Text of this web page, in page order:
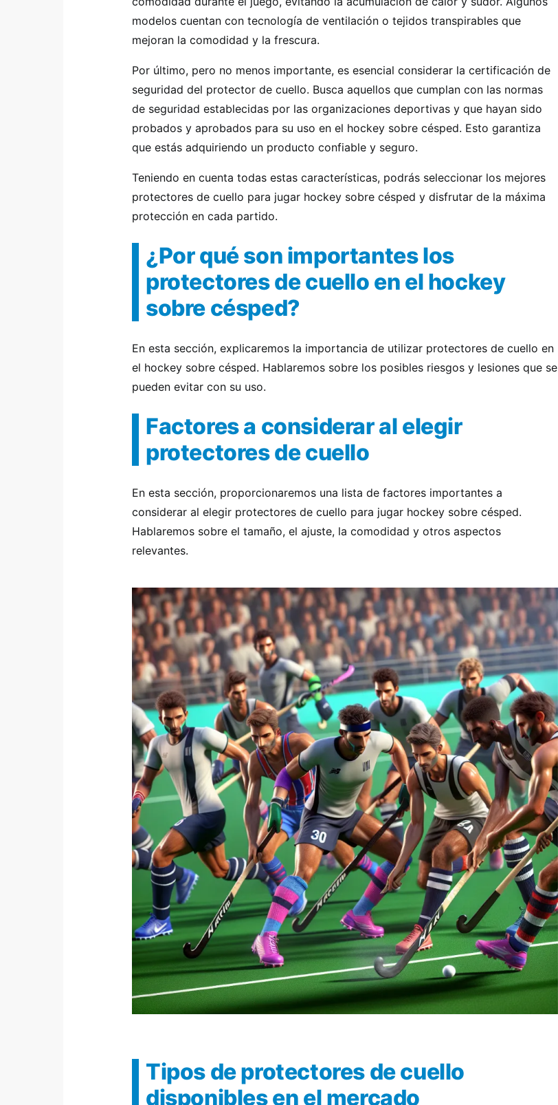
modelos cuentan con tecnología de ventilación o tejidos transpirables que
mejoran la comodidad y la frescura.
Por último, pero no menos importante, es esencial considerar la certificación de
seguridad del protector de cuello. Busca aquellos que cumplan con las normas
de seguridad establecidas por las organizaciones deportivas y que hayan sido
probados y aprobados para su uso en el hockey sobre césped. Esto garantiza
que estás adquiriendo un producto confiable y seguro.
Teniendo en cuenta todas estas características, podrás seleccionar los mejores
protectores de cuello para jugar hockey sobre césped y disfrutar de la máxima
protección en cada partido.
¿Por qué son importantes los
protectores de cuello en el hockey
sobre césped?
En esta sección, explicaremos la importancia de utilizar protectores de cuello en
el hockey sobre césped. Hablaremos sobre los posibles riesgos y lesiones que se
pueden evitar con su uso.
Factores a considerar al elegir
protectores de cuello
En esta sección, proporcionaremos una lista de factores importantes a
considerar al elegir protectores de cuello para jugar hockey sobre césped.
Hablaremos sobre el tamaño, el ajuste, la comodidad y otros aspectos
relevantes.
Tipos de protectores de cuello
disponibles en el mercado